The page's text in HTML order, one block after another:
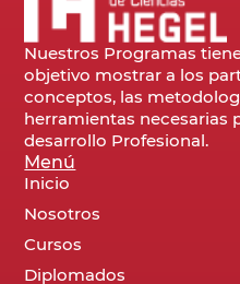
Nuestros Programas
objetivo mostrar a los
conceptos, las
herramientas necesarias
desarrollo Profesional.
Menú
Inicio
Nosotros
Cursos
Diplomados